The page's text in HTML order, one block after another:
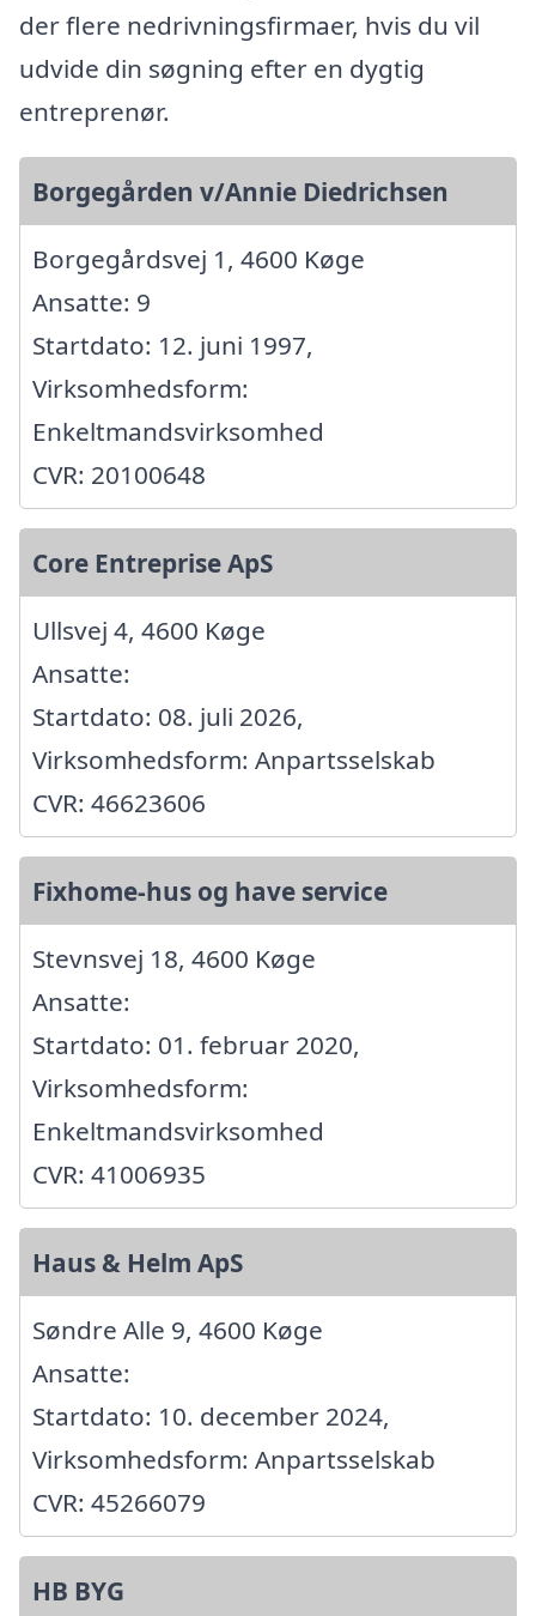
der flere nedrivningsfirmaer, hvis du vil
udvide din søgning efter en dygtig
entreprenør.
Borgegården v/Annie Diedrichsen
Borgegårdsvej 1, 4600 Køge
Ansatte: 9
Startdato: 12. juni 1997,
Virksomhedsform:
Enkeltmandsvirksomhed
CVR: 20100648
Core Entreprise ApS
Ullsvej 4, 4600 Køge
Ansatte:
Startdato: 08. juli 2026,
Virksomhedsform: Anpartsselskab
CVR: 46623606
Fixhome-hus og have service
Stevnsvej 18, 4600 Køge
Ansatte:
Startdato: 01. februar 2020,
Virksomhedsform:
Enkeltmandsvirksomhed
CVR: 41006935
Haus & Helm ApS
Søndre Alle 9, 4600 Køge
Ansatte:
Startdato: 10. december 2024,
Virksomhedsform: Anpartsselskab
CVR: 45266079
HB BYG